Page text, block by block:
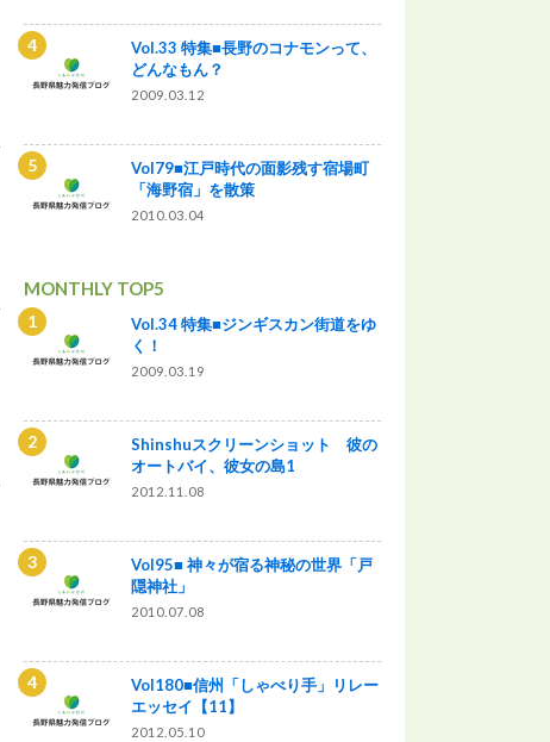
Vol.33 特集■長野のコナモンって、
どんなもん？
2009.03.12
Vol79■江戸時代の面影残す宿場町
「海野宿」を散策
2010.03.04
MONTHLY TOP5
Vol.34 特集■ジンギスカン街道をゆ
く！
2009.03.19
Shinshuスクリーンショット 彼の
オートバイ、彼女の島1
2012.11.08
Vol95■ 神々が宿る神秘の世界「戸
隠神社」
2010.07.08
Vol180■信州「しゃべり手」リレー
エッセイ【11】
2012.05.10